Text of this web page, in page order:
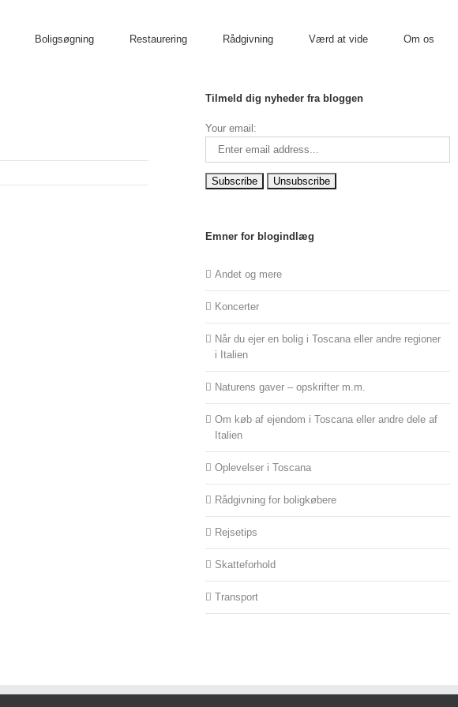
Boligsøgning Restaurering Rådgivning Værd at vide Om os
Tilmeld dig nyheder fra bloggen
Your email:
Emner for blogindlæg
Andet og mere
Koncerter
Når du ejer en bolig i Toscana eller andre regioner
i Italien
Naturens gaver – opskrifter m.m.
Om køb af ejendom i Toscana eller andre dele af
Italien
Oplevelser i Toscana
Rådgivning for boligkøbere
Rejsetips
Skatteforhold
Transport